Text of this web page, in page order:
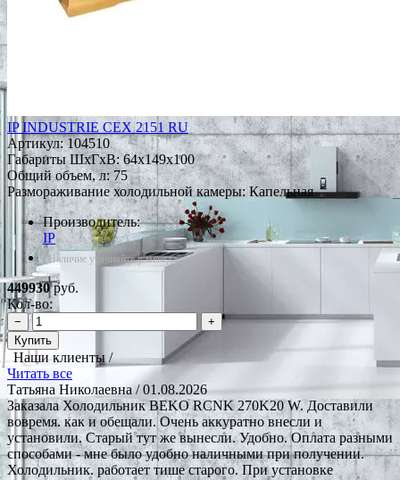
IP INDUSTRIE CEX 2151 RU
Артикул:104510
Габариты ШxГxВ: 64x149x100
Общий объем, л: 75
Размораживание холодильной камеры: Капельная
Производитель:
IP
*Наличие уточняйте у менеджера
449930руб.
Кол-во:
−
+
Купить
Наши клиенты /
Читать все
Татьяна Николаевна/ 01.08.2026
Заказала Холодильник BEKO RCNK 270K20 W. Доставили
вовремя. как и обещали. Очень аккуратно внесли и
установили. Старый тут же вынесли. Удобно. Оплата разными
способами - мне было удобно наличными при получении.
Холодильник. работает тише старого. При установке